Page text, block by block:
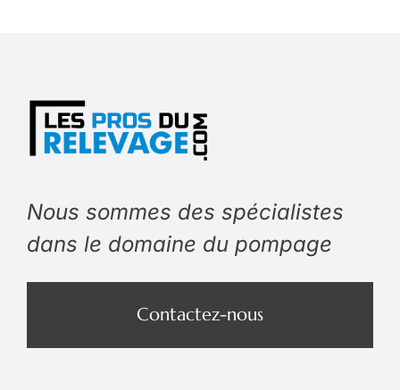
Nous sommes des spécialistes
dans le domaine du pompage
Contactez-nous